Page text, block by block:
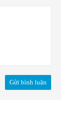
Gửi bình luận